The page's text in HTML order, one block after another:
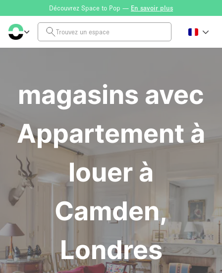
Découvrez Space to Pop — En savoir plus
magasins avec
Appartement à
louer à
Camden,
Londres